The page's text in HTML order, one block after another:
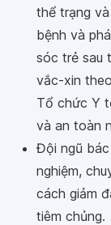
thể trạng
bệnh và
sóc trẻ sau
vắc-xin
Tổ chức Y
và an toàn
Đội ngũ bác
nghiệm,
cách giảm
tiêm chủng.